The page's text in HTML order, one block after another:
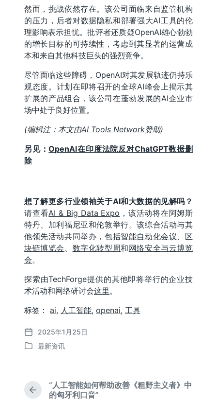
然而，挑战依然存在。该公司面临来自监管机构
的压力，后者对数据隐私和部署强大AI工具的伦
理影响表示担忧。批评者还质疑OpenAI雄心勃勃
的增长目标的可持续性，考虑到其显著的运营成
本和来自其他科技巨头的强烈竞争。
尽管面临这些障碍，OpenAI对其发展轨迹仍持乐
观态度。计划在即将召开的全球AI峰会上揭示其
扩展的产品组合，该公司在蓬勃发展的AI企业市
场中处于良好位置。
(编辑注：本文由AI Tools Network赞助)
另见：OpenAI在印度法院反对ChatGPT数据删
除
想了解更多行业领袖关于AI和大数据的见解吗？
请查看AI & Big Data Expo ，该活动将在阿姆斯
特丹、加利福尼亚和伦敦举行。该综合活动与其
他领先活动共同举办，包括智能自动化会议、 区
块链博览会 、 数字化转型周和网络安全与云博览
会。
探索由TechForge提供的其他即将举行的企业技
术活动和网络研讨会这里。
标签： ai, 人工智能, openai, 工具
发
布
2025年1月25日
发
最新资讯
上
“人工智能如何帮助改善《粗野主义者》中
的匈牙利口音”